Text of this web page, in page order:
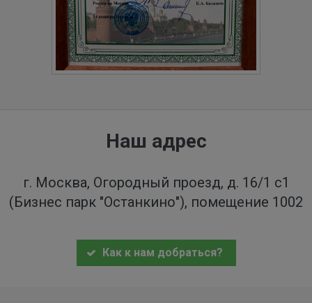
Наш адрес
г. Москва, Огородный проезд, д. 16/1 с1
(Бизнес парк "Останкино"), помещение 1002
Как к нам добраться?